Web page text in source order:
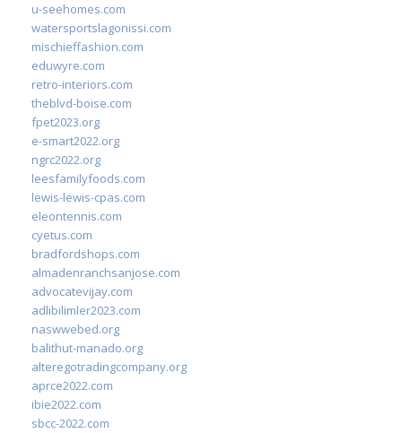
u-seehomes.com
watersportslagonissi.com
mischieffashion.com
eduwyre.com
retro-interiors.com
theblvd-boise.com
fpet2023.org
e-smart2022.org
ngrc2022.org
leesfamilyfoods.com
lewis-lewis-cpas.com
eleontennis.com
cyetus.com
bradfordshops.com
almadenranchsanjose.com
advocatevijay.com
adlibilimler2023.com
naswwebed.org
balithut-manado.org
alteregotradingcompany.org
aprce2022.com
ibie2022.com
sbcc-2022.com